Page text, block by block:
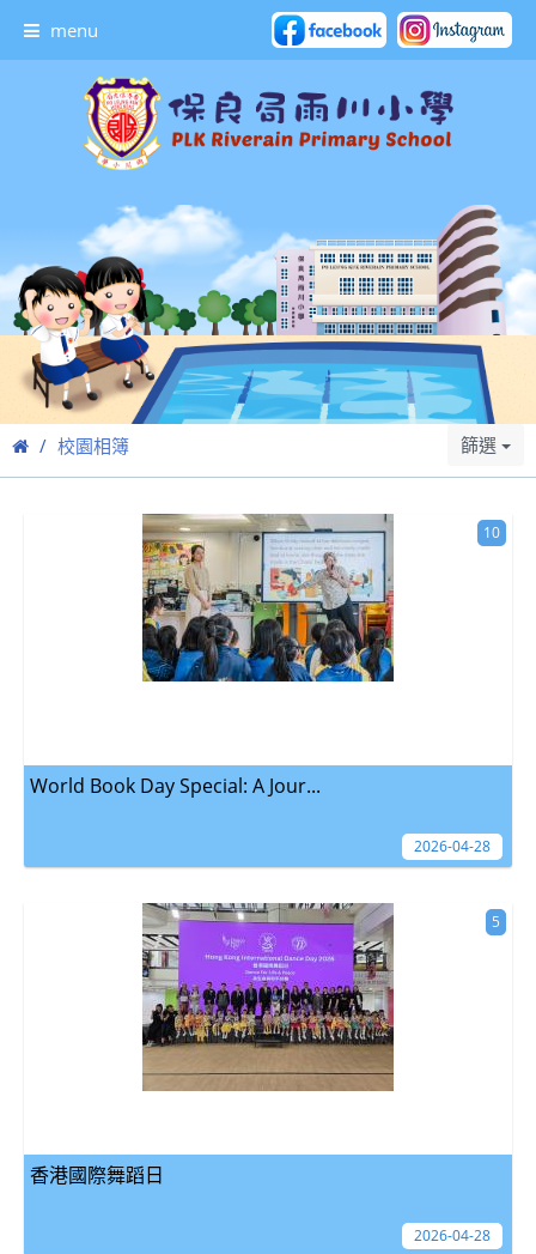
menu
校園相簿 篩選
World Book Day Special: A Jour...
10
2026-04-28
香港國際舞蹈日
5
2026-04-28